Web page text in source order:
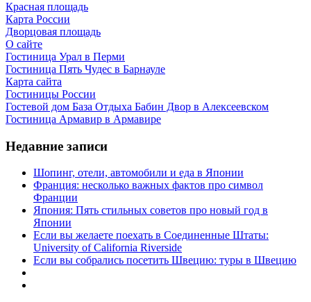
Красная площадь
Карта России
Дворцовая площадь
О сайте
Гостиница Урал в Перми
Гостиница Пять Чудес в Барнауле
Карта сайта
Гостиницы России
Гостевой дом База Отдыха Бабин Двор в Алексеевском
Гостиница Армавир в Армавире
Недавние записи
Шопинг, отели, автомобили и еда в Японии
Франция: несколько важных фактов про символ
Франции
Япония: Пять стильных советов про новый год в
Японии
Если вы желаете поехать в Соединенные Штаты:
University of California Riverside
Если вы собрались посетить Швецию: туры в Швецию